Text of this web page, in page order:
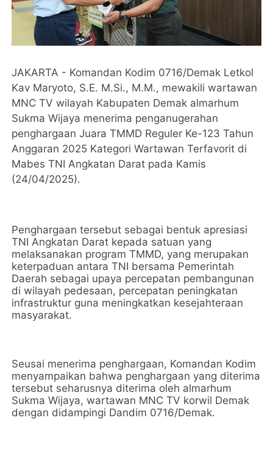
JAKARTA - Komandan Kodim 0716/Demak Letkol
Kav Maryoto, S.E. M.Si., M.M., mewakili wartawan
MNC TV wilayah Kabupaten Demak almarhum
Sukma Wijaya menerima penganugerahan
penghargaan Juara TMMD Reguler Ke-123 Tahun
Anggaran 2025 Kategori Wartawan Terfavorit di
Mabes TNI Angkatan Darat pada Kamis
(24/04/2025).
Penghargaan tersebut sebagai bentuk apresiasi
TNI Angkatan Darat kepada satuan yang
melaksanakan program TMMD, yang merupakan
keterpaduan antara TNI bersama Pemerintah
Daerah sebagai upaya percepatan pembangunan
di wilayah pedesaan, percepatan peningkatan
infrastruktur guna meningkatkan kesejahteraan
masyarakat.
Seusai menerima penghargaan, Komandan Kodim
menyampaikan bahwa penghargaan yang diterima
tersebut seharusnya diterima oleh almarhum
Sukma Wijaya, wartawan MNC TV korwil Demak
dengan didampingi Dandim 0716/Demak.